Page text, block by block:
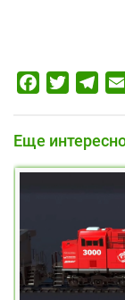
FacebookTwitter
Еще